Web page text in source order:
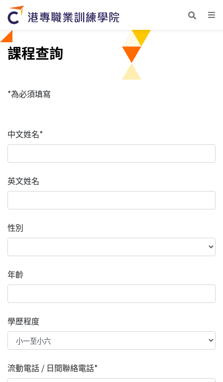
課程查詢
*為必須填寫
中文姓名*
英文姓名
性別
年齡
學歷程度
流動電話 / 日間聯絡電話*